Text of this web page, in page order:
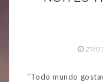
27/
“Todo mundo